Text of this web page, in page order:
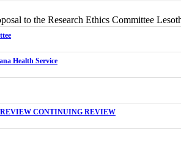
to the Research Ethics Committee
Health Service
CONTINUING REVIEW